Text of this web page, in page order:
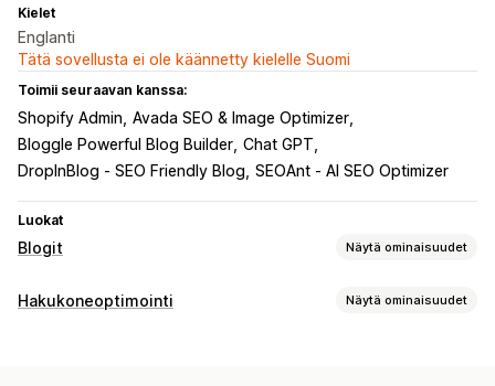
Kielet
Englanti
Tätä sovellusta ei ole käännetty kielelle Suomi
Toimii seuraavan kanssa:
Shopify Admin Avada SEO & Image Optimizer
Bloggle Powerful Blog Builder Chat GPT
DropInBlog ‑ SEO Friendly Blog SEOAnt ‑ AI SEO Optimizer
Luokat
Blogit Näytä ominaisuudet
Sisällöntuotanto
Hakukoneoptimointi Näytä ominaisuudet